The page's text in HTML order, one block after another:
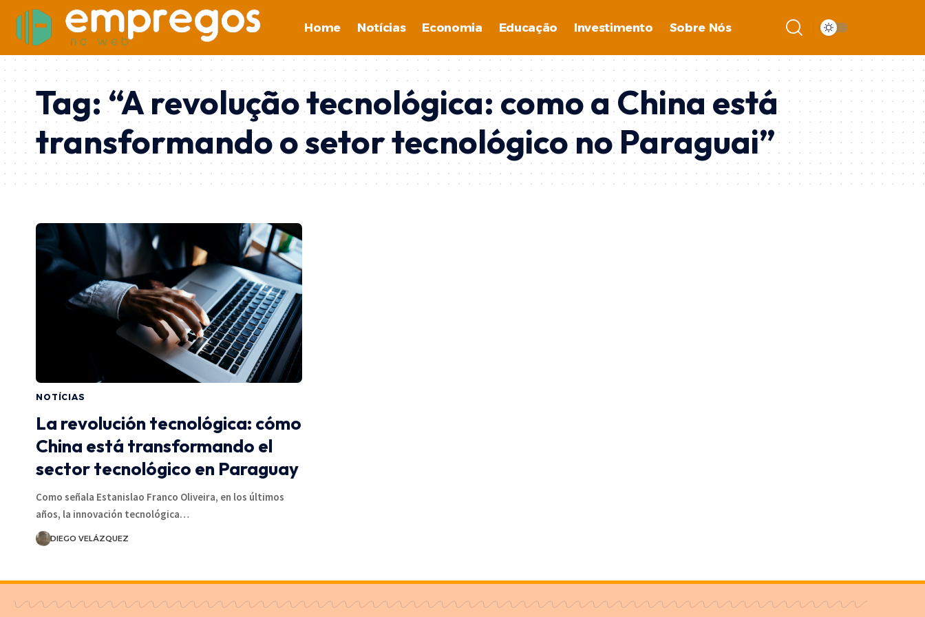
Home Notícias Economia Educação Investimento Sobre Nós
Tag:“A revolução tecnológica: como a China está
transformando o setor tecnológico no Paraguai”
NOTÍCIAS
La revolución tecnológica: cómo
China está transformando el
sector tecnológico en Paraguay
Como señala Estanislao Franco Oliveira, en los últimos
años, la innovación tecnológica…
DIEGO VELÁZQUEZ